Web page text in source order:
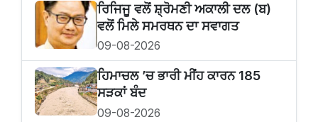
ਰਿਜਿਜੂ ਵਲੋਂ ਸ਼੍ਰੋਮਣੀ ਅਕਾਲੀ ਦਲ (ਬ)
ਵਲੋਂ ਮਿਲੇ ਸਮਰਥਨ ਦਾ ਸਵਾਗਤ
09-08-2026
ਹਿਮਾਚਲ ’ਚ ਭਾਰੀ ਮੀਂਹ ਕਾਰਨ 185
ਸੜਕਾਂ ਬੰਦ
09-08-2026